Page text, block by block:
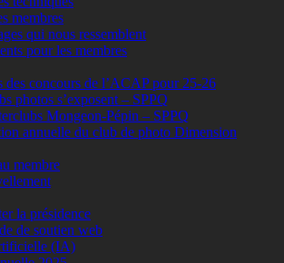
membres
qui nous ressemblent
pour les membres
des concours de l’ACAP pour 25-26
photos s’exposent – SPPQ
Mongeon-Pépin – SPPQ
annuelle du club de photo Dimension
membre
la présidence
de soutien web
(IA)